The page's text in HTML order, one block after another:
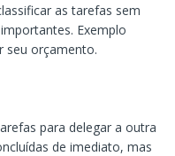
as tarefas sem
Exemplo
seu orçamento.
para delegar a outra
de imediato, mas